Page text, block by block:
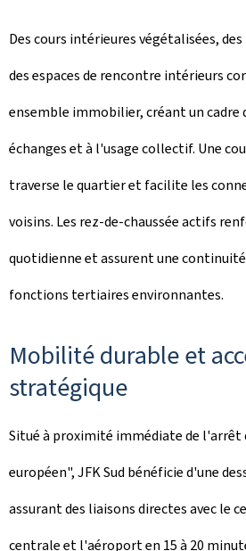
Des cours intérieures végétalisées,
des espaces de rencontre intérieurs
ensemble immobilier, créant un cadre
échanges et à l'usage collectif. Une
traverse le quartier et facilite les
voisins. Les rez-de-chaussée actifs
quotidienne et assurent une continuité
fonctions tertiaires environnantes.
Mobilité durable et
stratégique
Situé à proximité immédiate de
européen", JFK Sud bénéficie d'une
assurant des liaisons directes avec le
centrale et l'aéroport en 15 à 20